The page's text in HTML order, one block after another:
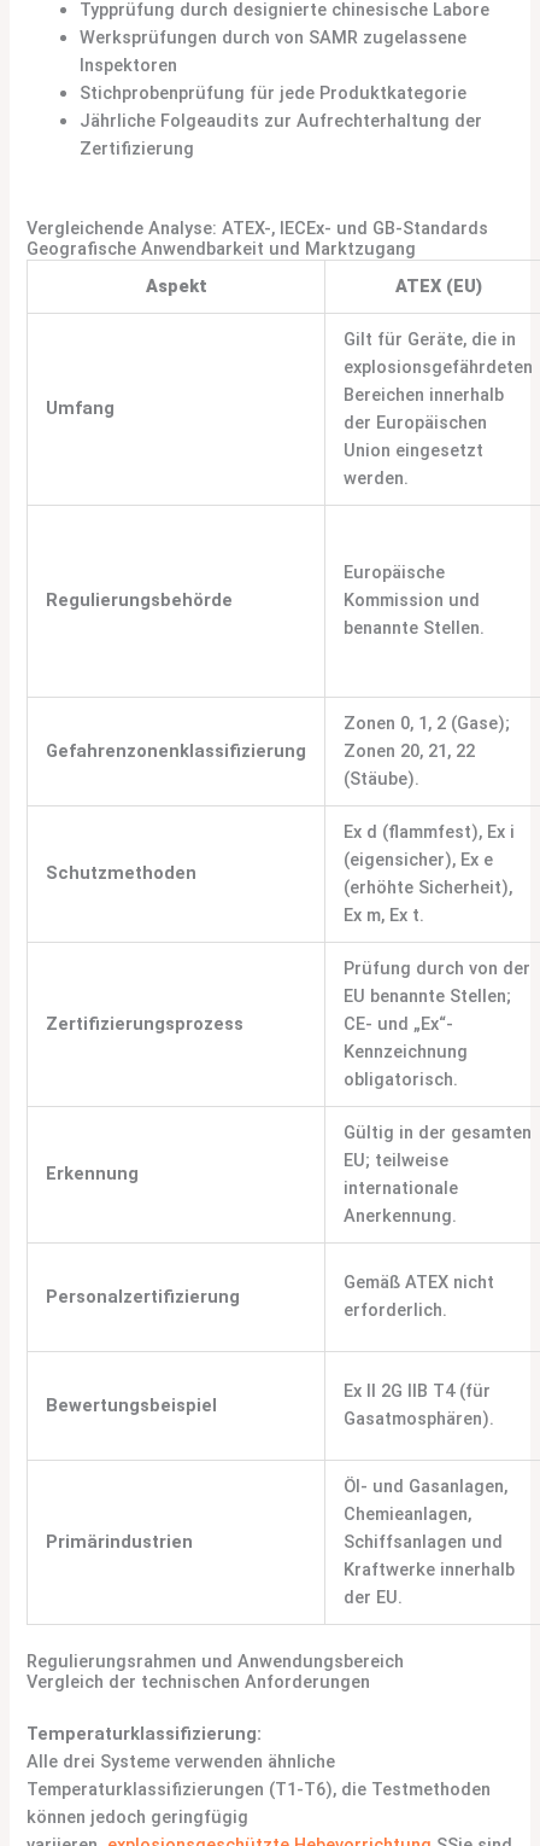
Typprüfung durch designierte chinesische Labore
Werksprüfungen durch von SAMR zugelassene
Inspektoren
Stichprobenprüfung für jede Produktkategorie
Jährliche Folgeaudits zur Aufrechterhaltung der
Zertifizierung
Vergleichende Analyse: ATEX-, IECEx- und GB-Standards
Geografische Anwendbarkeit und Marktzugang
Aspekt
ATEX (EU)
Umfang
Gilt für Geräte, die in
explosionsgefährdeten
Bereichen innerhalb
der Europäischen
Union eingesetzt
werden.
Regulierungsbehörde
Europäische
Kommission und
benannte Stellen.
Gefahrenzonenklassifizierung
Zonen 0, 1, 2 (Gase);
Zonen 20, 21, 22
(Stäube).
Schutzmethoden
Ex d (flammfest), Ex i
(eigensicher), Ex e
(erhöhte Sicherheit),
Ex m, Ex t.
Zertifizierungsprozess
Prüfung durch von der
EU benannte Stellen;
CE- und „Ex“-
Kennzeichnung
obligatorisch.
Erkennung
Gültig in der gesamten
EU; teilweise
internationale
Anerkennung.
Personalzertifizierung
Gemäß ATEX nicht
erforderlich.
Bewertungsbeispiel
Ex II 2G IIB T4 (für
Gasatmosphären).
Primärindustrien
Öl- und Gasanlagen,
Chemieanlagen,
Schiffsanlagen und
Kraftwerke innerhalb
der EU.
Regulierungsrahmen und Anwendungsbereich
Vergleich der technischen Anforderungen
Temperaturklassifizierung:
Alle drei Systeme verwenden ähnliche
Temperaturklassifizierungen (T1-T6), die Testmethoden
können jedoch geringfügig